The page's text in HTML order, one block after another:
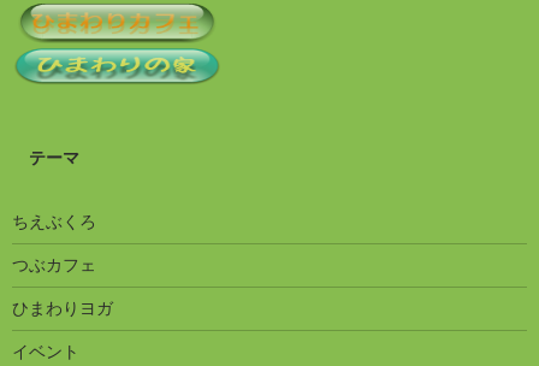
テーマ
ちえぶくろ
つぶカフェ
ひまわりヨガ
イベント